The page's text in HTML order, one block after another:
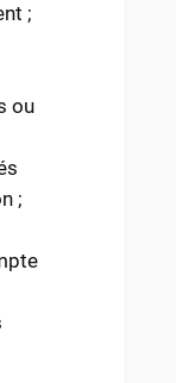
;
ou
;